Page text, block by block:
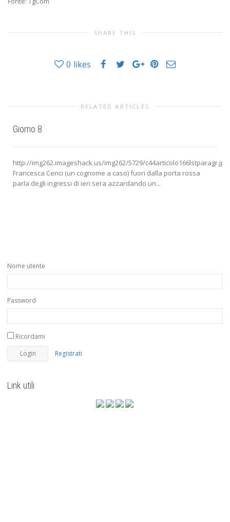
SHARE THIS
0 likes
RELATED ARTICLES
Giorno 8
http://img262.imageshack.us/img262/5729/c44articolo166lstparagr.jpg
Francesca Cenci (un cognome a caso) fuori dalla porta rossa
parla degli ingressi di ieri sera azzardando un...
Nome utente
Password
Ricordami
Registrati
Link utili